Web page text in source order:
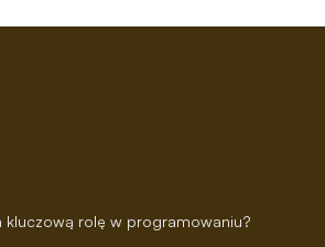
kluczową rolę w programowaniu?